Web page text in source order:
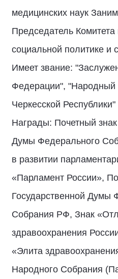
медицинских наук
Председатель
социальной политике и
Имеет звание:
Федерации", "Народный
Черкесской Республики"
Награды: Почетный
Думы Федерального
в развитии
«Парламент России»,
Государственной Думы
Собрания РФ, Знак
здравоохранения
«Элита
Народного Собрания